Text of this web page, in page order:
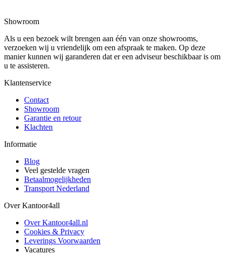
Showroom
Als u een bezoek wilt brengen aan één van onze showrooms,
verzoeken wij u vriendelijk om een afspraak te maken. Op deze
manier kunnen wij garanderen dat er een adviseur beschikbaar is om
u te assisteren.
Klantenservice
Contact
Showroom
Garantie en retour
Klachten
Informatie
Blog
Veel gestelde vragen
Betaalmogelijkheden
Transport Nederland
Over Kantoor4all
Over Kantoor4all.nl
Cookies & Privacy
Leverings Voorwaarden
Vacatures